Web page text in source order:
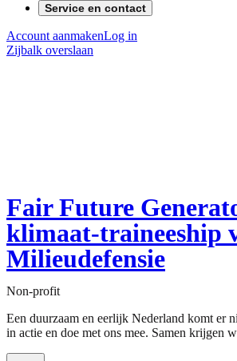
Service en contact
Account aanmakenLog in
Zijbalk overslaan
Fair Future
klimaat-traineeship
Milieudefensie
Non-profit
Een duurzaam en eerlijk Nederland komt er
in actie en doe met ons mee. Samen krijgen